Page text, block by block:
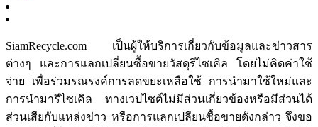
SiamRecycle.com เป็นผู้ให้บริการเกี่ยวกับข้อมูลและข่าวสาร
ต่างๆ และการแลกเปลี่ยนซื้อขายวัสดุรีไซเคิล โดยไม่คิดค่าใช้
จ่าย เพื่อร่วมรณรงค์การลดขยะเหลือใช้ การนำมาใช้ใหม่และ
การนำมารีไซเคิล ทางเวปไซต์ไม่มีส่วนเกี่ยวข้องหรือมีส่วนได้
ส่วนเสียกับแหล่งข่าว หรือการแลกเปลียนซื้อขายดังกล่าว จึงขอ